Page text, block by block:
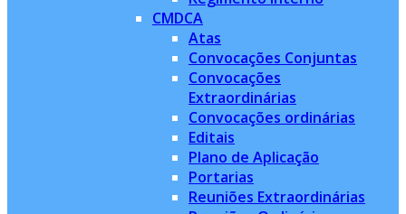
CMDCA
Atas
Convocações Conjuntas
Convocações
Extraordinárias
Convocações ordinárias
Editais
Plano de Aplicação
Portarias
Reuniões Extraordinárias